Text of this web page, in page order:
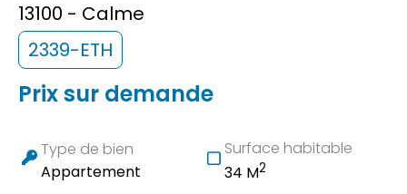
13100 - Calme
2339-ETH
Prix sur demande
Type de bien
Appartement
Surface habitable
34 M2